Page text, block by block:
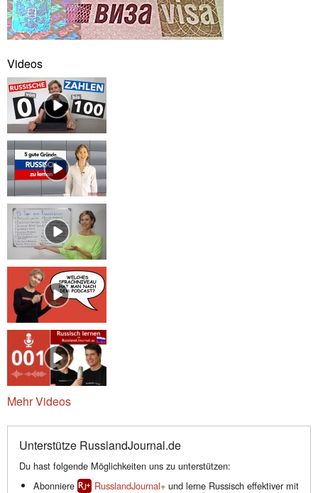
Videos
Mehr Videos
Unterstütze RusslandJournal.de
Du hast folgende Möglichkeiten uns zu unterstützen:
Abonniere
RusslandJournal+ und lerne Russisch effektiver mit